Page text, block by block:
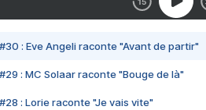
#30 : Eve Angeli raconte "Avant de partir"
#29 : MC Solaar raconte "Bouge de là"
#28 : Lorie raconte "Je vais vite"